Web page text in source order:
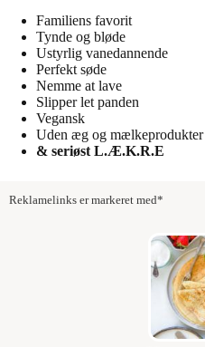
Familiens favorit
Tynde og bløde
Ustyrlig vanedannende
Perfekt søde
Nemme at lave
Slipper let panden
Vegansk
Uden æg og mælkeprodukter
& seriøst L.Æ.K.R.E
Reklamelinks er markeret med*